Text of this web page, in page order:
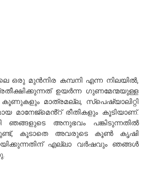
ഒരു മുൻനിര കമ്പനി എന്ന നിലയിൽ,
ഉയർന്ന ഗുണമേന്മയുള്ള
മാത്രമല്ല, സ്പെഷ്യാലിറ്റി
മാനേജ്മെൻ്റ് രീതികളും കൂടിയാണ്.
ഞങ്ങളുടെ അനുഭവം പങ്കിടുന്നതിൽ
കൂടാതെ അവരുടെ കൂൺ കൃഷി
എല്ലാ വർഷവും ഞങ്ങൾ